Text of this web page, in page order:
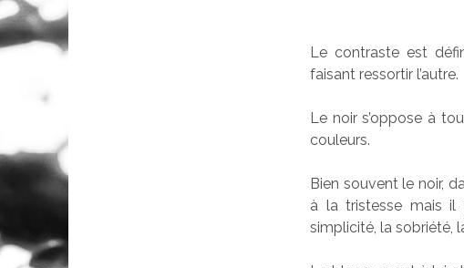
Le contraste est
faisant ressortir l’autre.
Le noir s’oppose à
couleurs.
Bien souvent le noir,
à la tristesse mais il
simplicité, la sobriété,